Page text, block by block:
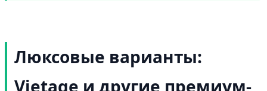
Люксовые варианты:
Vietage и другие премиум-